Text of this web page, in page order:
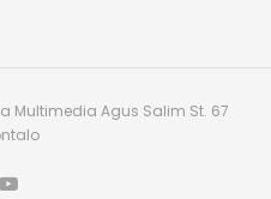
Multimedia Agus Salim St. 67